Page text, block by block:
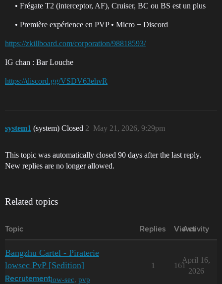
• Frégate T2 (interceptor, AF), Cruiser, BC ou BS est un plus
• Première expérience en PVP • Micro + Discord
https://zkillboard.com/corporation/98818593/
IG chan : Bar Louche
https://discord.gg/VSDV63ehvR
system1 (system) Closed May 21, 2026, 9:29pm
2
This topic was automatically closed 90 days after the last reply.
New replies are no longer allowed.
Related topics
Topic Replies Views
Activity
Bangzhu Cartel - Piraterie
lowsec PvP [Sedition]
Recrutementlow-sec, pvp
1 161
April 16,
2026